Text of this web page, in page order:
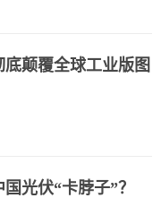
颠覆全球工业版图
光伏“卡脖子”？